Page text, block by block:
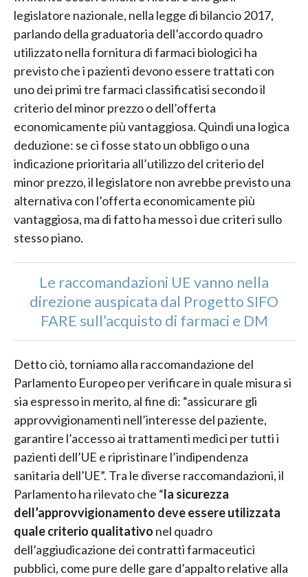
legislatore nazionale, nella legge di bilancio 2017,
parlando della graduatoria dell’accordo quadro
utilizzato nella fornitura di farmaci biologici ha
previsto che i pazienti devono essere trattati con
uno dei primi tre farmaci classificatisi secondo il
criterio del minor prezzo o dell’offerta
economicamente più vantaggiosa. Quindi una logica
deduzione: se ci fosse stato un obbligo o una
indicazione prioritaria all’utilizzo del criterio del
minor prezzo, il legislatore non avrebbe previsto una
alternativa con l’offerta economicamente più
vantaggiosa, ma di fatto ha messo i due criteri sullo
stesso piano.
Le raccomandazioni UE vanno nella
direzione auspicata dal Progetto SIFO
FARE sull’acquisto di farmaci e DM
Detto ciò, torniamo alla raccomandazione del
Parlamento Europeo per verificare in quale misura si
sia espresso in merito, al fine di: “assicurare gli
approvvigionamenti nell’interesse del paziente,
garantire l’accesso ai trattamenti medici per tutti i
pazienti dell’UE e ripristinare l’indipendenza
sanitaria dell’UE”. Tra le diverse raccomandazioni, il
Parlamento ha rilevato che “la sicurezza
dell’approvvigionamento deve essere utilizzata
quale criterio qualitativo nel quadro
dell’aggiudicazione dei contratti farmaceutici
pubblici, come pure delle gare d’appalto relative alla